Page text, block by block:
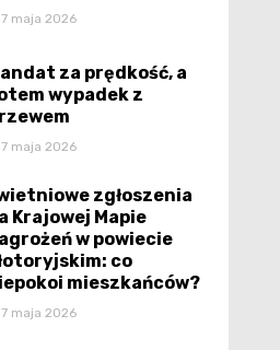
maja 2026
za prędkość, a
wypadek z
maja 2026
zgłoszenia
Krajowej Mapie
w powiecie
co
mieszkańców?
maja 2026